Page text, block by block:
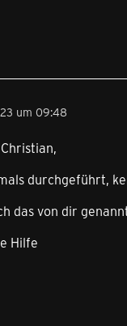
um 09:48
durchgeführt,
das von dir
Hilfe